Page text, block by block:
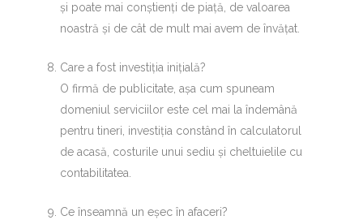
și poate mai conștienți de piață, de valoarea
noastră și de cât de mult mai avem de învățat.
Care a fost investiția inițială?
O firmă de publicitate, așa cum spuneam
domeniul serviciilor este cel mai la îndemână
pentru tineri, investiția constând în calculatorul
de acasă, costurile unui sediu și cheltuielile cu
contabilitatea.
Ce înseamnă un eșec în afaceri?